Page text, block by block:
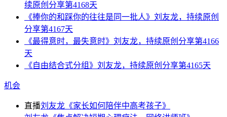
续原创分享第4168天
《捧你的和踩你的往往是同一批人》刘友龙，持续原创
分享第4167天
《最得意时，最失意时》刘友龙，持续原创分享第4166
天
《自由结合式分组》刘友龙，持续原创分享第4165天
机会
直播刘友龙《家长如何陪伴中高考孩子》